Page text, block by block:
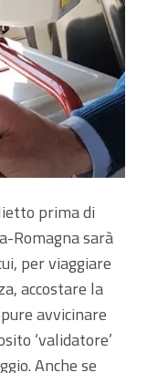
prima di
Romagna sarà
per viaggiare
accostare la
avvicinare
‘validatore’
Anche se